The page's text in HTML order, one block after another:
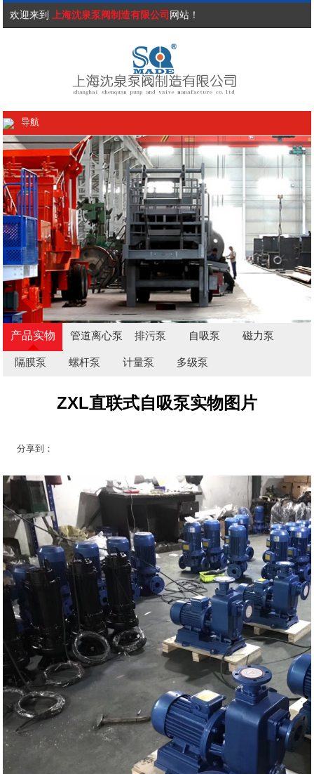
欢迎来到 上海沈泉泵阀制造有限公司 网站！
导航
产品实物
图
管道离心泵 排污泵 自吸泵 磁力泵
隔膜泵 螺杆泵 计量泵 多级泵
ZXL直联式自吸泵实物图片
分享到：